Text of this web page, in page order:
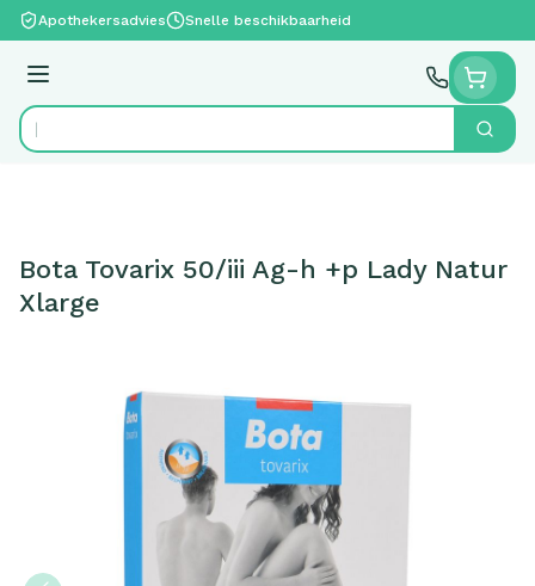
Ga naar de inhoud
Apothekersadvies Snelle beschikbaarheid
Menu
Product, merk, categorie... Zoek
Bota Tovarix 50/iii Ag-h +p Lady Natur
Xlarge